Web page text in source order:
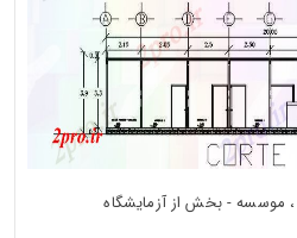
، موسسه - بخش از آزمایشگاه